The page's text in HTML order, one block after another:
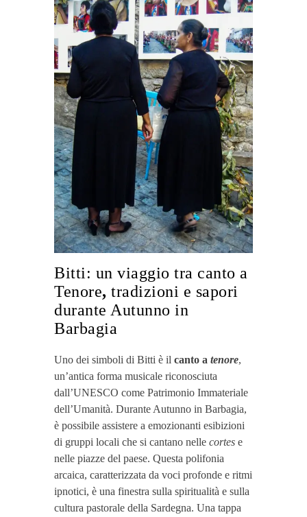
Bitti: un viaggio tra canto a
Tenore, tradizioni e sapori
durante Autunno in
Barbagia
Uno dei simboli di Bitti è il canto a tenore,
un’antica forma musicale riconosciuta
dall’UNESCO come Patrimonio Immateriale
dell’Umanità. Durante Autunno in Barbagia,
è possibile assistere a emozionanti esibizioni
di gruppi locali che si cantano nelle cortes e
nelle piazze del paese. Questa polifonia
arcaica, caratterizzata da voci profonde e ritmi
ipnotici, è una finestra sulla spiritualità e sulla
cultura pastorale della Sardegna. Una tappa